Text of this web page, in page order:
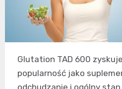
Glutation TAD 600
popularność jako
odchudzanie i ogólny